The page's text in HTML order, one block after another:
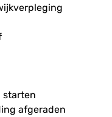
starten
afgeraden